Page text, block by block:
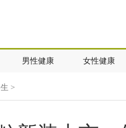
男性健康 女性健康
>